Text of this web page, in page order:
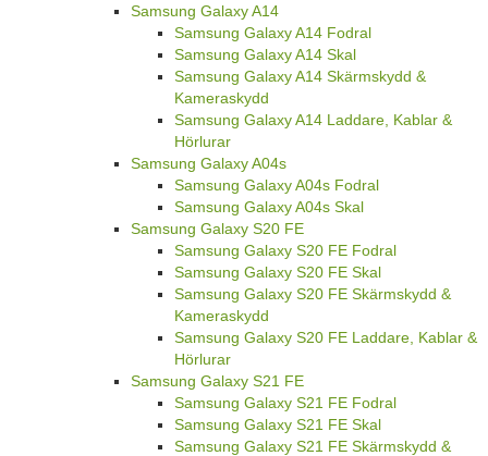
Samsung Galaxy A14
Samsung Galaxy A14 Fodral
Samsung Galaxy A14 Skal
Samsung Galaxy A14 Skärmskydd &
Kameraskydd
Samsung Galaxy A14 Laddare, Kablar &
Hörlurar
Samsung Galaxy A04s
Samsung Galaxy A04s Fodral
Samsung Galaxy A04s Skal
Samsung Galaxy S20 FE
Samsung Galaxy S20 FE Fodral
Samsung Galaxy S20 FE Skal
Samsung Galaxy S20 FE Skärmskydd &
Kameraskydd
Samsung Galaxy S20 FE Laddare, Kablar &
Hörlurar
Samsung Galaxy S21 FE
Samsung Galaxy S21 FE Fodral
Samsung Galaxy S21 FE Skal
Samsung Galaxy S21 FE Skärmskydd &